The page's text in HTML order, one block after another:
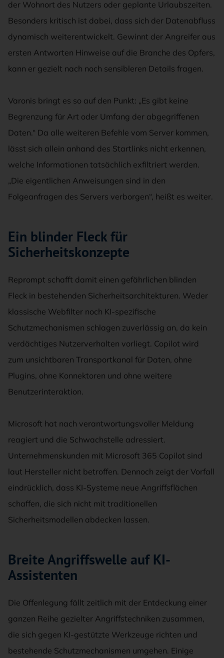
der Wohnort des Nutzers oder geplante Urlaubszeiten.
Besonders kritisch ist dabei, dass sich der Datenabfluss
dynamisch weiterentwickelt. Gewinnt der Angreifer aus
ersten Antworten Hinweise auf die Branche des Opfers,
kann er gezielt nach noch sensibleren Details fragen.
Varonis bringt es so auf den Punkt: „Es gibt keine
Begrenzung für Art oder Umfang der abgegriffenen
Daten.“ Da alle weiteren Befehle vom Server kommen,
lässt sich allein anhand des Startlinks nicht erkennen,
welche Informationen tatsächlich exfiltriert werden.
„Die eigentlichen Anweisungen sind in den
Folgeanfragen des Servers verborgen“, heißt es weiter.
Ein blinder Fleck für
Sicherheitskonzepte
Reprompt schafft damit einen gefährlichen blinden
Fleck in bestehenden Sicherheitsarchitekturen. Weder
klassische Webfilter noch KI-spezifische
Schutzmechanismen schlagen zuverlässig an, da kein
verdächtiges Nutzerverhalten vorliegt. Copilot wird
zum unsichtbaren Transportkanal für Daten, ohne
Plugins, ohne Konnektoren und ohne weitere
Benutzerinteraktion.
Microsoft hat nach verantwortungsvoller Meldung
reagiert und die Schwachstelle adressiert.
Unternehmenskunden mit Microsoft 365 Copilot sind
laut Hersteller nicht betroffen. Dennoch zeigt der Vorfall
eindrücklich, dass KI-Systeme neue Angriffsflächen
schaffen, die sich nicht mit traditionellen
Sicherheitsmodellen abdecken lassen.
Breite Angriffswelle auf KI-
Assistenten
Die Offenlegung fällt zeitlich mit der Entdeckung einer
ganzen Reihe gezielter Angriffstechniken zusammen,
die sich gegen KI-gestützte Werkzeuge richten und
bestehende Schutzmechanismen umgehen. Einige